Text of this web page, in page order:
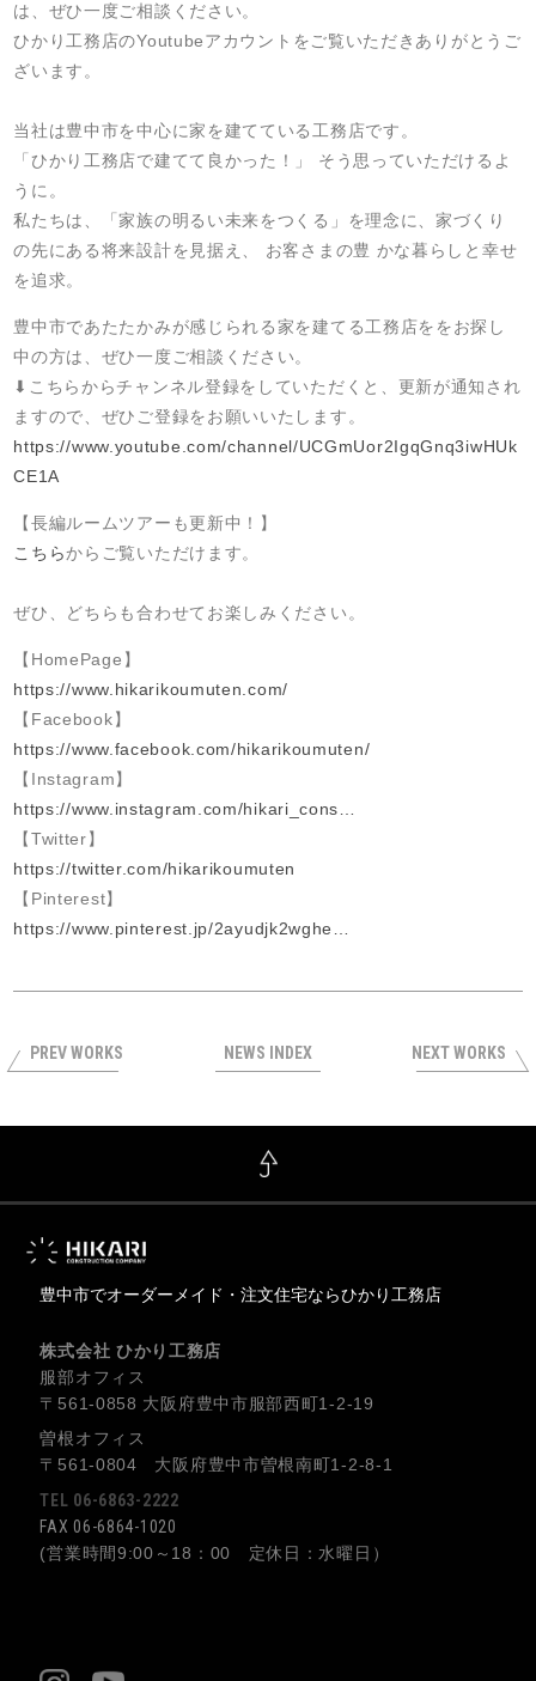
は、ぜひ一度ご相談ください。
ひかり工務店のYoutubeアカウントをご覧いただきありがとうご
ざいます。
当社は豊中市を中心に家を建てている工務店です。
「ひかり工務店で建てて良かった！」 そう思っていただけるよ
うに。
私たちは、「家族の明るい未来をつくる」を理念に、家づくり
の先にある将来設計を見据え、 お客さまの豊 かな暮らしと幸せ
を追求。
豊中市であたたかみが感じられる家を建てる工務店ををお探し
中の方は、ぜひ一度ご相談ください。
⬇︎こちらからチャンネル登録をしていただくと、更新が通知され
ますので、ぜひご登録をお願いいたします。
https://www.youtube.com/channel/UCGmUor2IgqGnq3iwHUk
CE1A
【長編ルームツアーも更新中！】
こちらからご覧いただけます。
ぜひ、どちらも合わせてお楽しみください。
【HomePage】
https://www.hikarikoumuten.com/
【Facebook】
https://www.facebook.com/hikarikoumuten/
【Instagram】
https://www.instagram.com/hikari_cons…
【Twitter】
https://twitter.com/hikarikoumuten
【Pinterest】
https://www.pinterest.jp/2ayudjk2wghe…
PREV WORKS NEWS INDEX NEXT WORKS
豊中市でオーダーメイド・注文住宅ならひかり工務店
株式会社 ひかり工務店
服部オフィス
〒561-0858 大阪府豊中市服部西町1-2-19
曽根オフィス
〒561-0804 大阪府豊中市曽根南町1-2-8-1
TEL 06-6863-2222
FAX 06-6864-1020
(営業時間9:00～18：00 定休日：水曜日）